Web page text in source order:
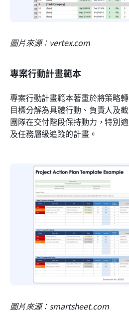
圖片來源：vertex.com
專案行動計畫範本
專案行動計畫範本著重於將策略
目標分解為具體行動、負責人及
團隊在交付階段保持動力，特別
及任務層級追蹤的計畫。
圖片來源：smartsheet.com